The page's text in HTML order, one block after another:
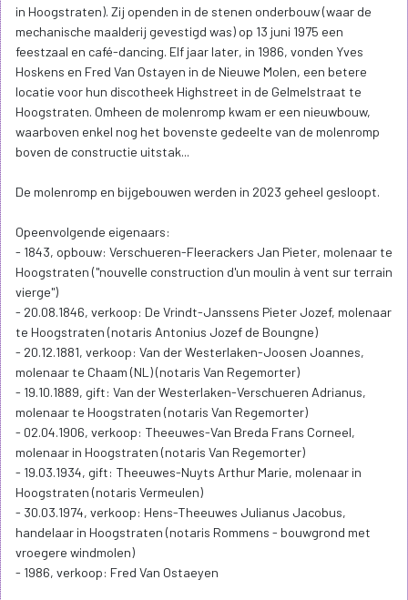
in Hoogstraten). Zij openden in de stenen onderbouw (waar de
mechanische maalderij gevestigd was) op 13 juni 1975 een
feestzaal en café-dancing. Elf jaar later, in 1986, vonden Yves
Hoskens en Fred Van Ostayen in de Nieuwe Molen, een betere
locatie voor hun discotheek Highstreet in de Gelmelstraat te
Hoogstraten. Omheen de molenromp kwam er een nieuwbouw,
waarboven enkel nog het bovenste gedeelte van de molenromp
boven de constructie uitstak...
De molenromp en bijgebouwen werden in 2023 geheel gesloopt.
Opeenvolgende eigenaars:
- 1843, opbouw: Verschueren-Fleerackers Jan Pieter, molenaar te
Hoogstraten ("nouvelle construction d'un moulin à vent sur terrain
vierge")
- 20.08.1846, verkoop: De Vrindt-Janssens Pieter Jozef, molenaar
te Hoogstraten (notaris Antonius Jozef de Boungne)
- 20.12.1881, verkoop: Van der Westerlaken-Joosen Joannes,
molenaar te Chaam (NL) (notaris Van Regemorter)
- 19.10.1889, gift: Van der Westerlaken-Verschueren Adrianus,
molenaar te Hoogstraten (notaris Van Regemorter)
- 02.04.1906, verkoop: Theeuwes-Van Breda Frans Corneel,
molenaar in Hoogstraten (notaris Van Regemorter)
- 19.03.1934, gift: Theeuwes-Nuyts Arthur Marie, molenaar in
Hoogstraten (notaris Vermeulen)
- 30.03.1974, verkoop: Hens-Theeuwes Julianus Jacobus,
handelaar in Hoogstraten (notaris Rommens - bouwgrond met
vroegere windmolen)
- 1986, verkoop: Fred Van Ostaeyen